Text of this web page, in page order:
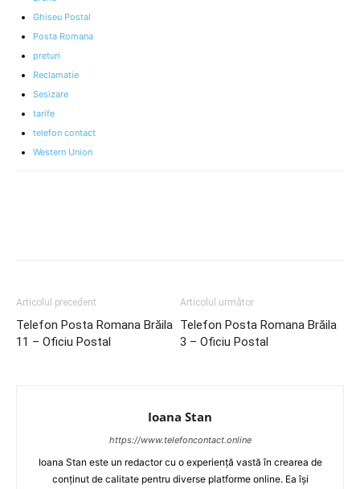
Ghiseu Postal
Posta Romana
preturi
Reclamatie
Sesizare
tarife
telefon contact
Western Union
Articolul precedent
Telefon Posta Romana Brăila
11 – Oficiu Postal
Articolul următor
Telefon Posta Romana Brăila
3 – Oficiu Postal
Ioana Stan
https://www.telefoncontact.online
Ioana Stan este un redactor cu o experiență vastă în crearea de
conținut de calitate pentru diverse platforme online. Ea își